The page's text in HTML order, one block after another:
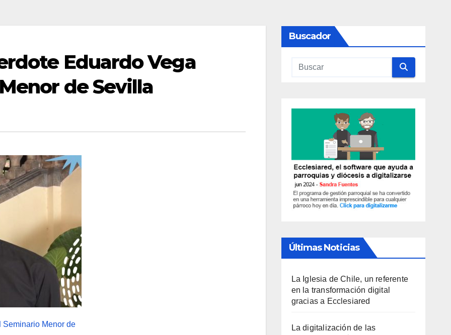
Eduardo Vega
de Sevilla
Buscador
Últimas Noticias
La Iglesia de Chile, un referente
en la transformación digital
gracias a Ecclesiared
La digitalización de las